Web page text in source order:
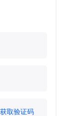
获取验证码